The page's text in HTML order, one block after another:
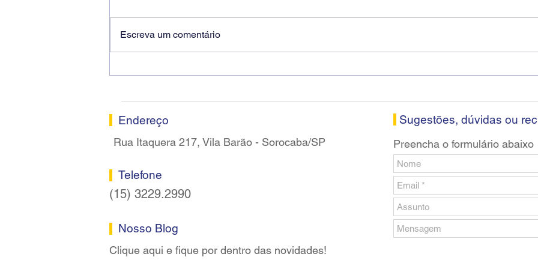
Escreva um comentário
Endereço
Rua Itaquera 217, Vila Barão - Sorocaba/SP
Telefone
(15) 3229.2990
Nosso Blog
Clique aqui e fique por dentro das novidades!
Sugestões, dúvidas ou
Preencha o formulário abaixo